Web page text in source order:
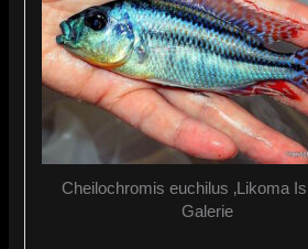
Cheilochromis euchilus ‚Likoma
Galerie